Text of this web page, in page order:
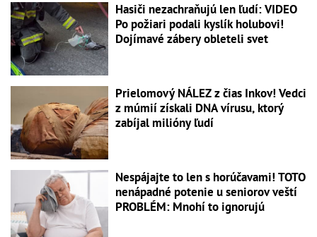
Hasiči nezachraňujú len ľudí: VIDEO
Po požiari podali kyslík holubovi!
Dojímavé zábery obleteli svet
Prielomový NÁLEZ z čias Inkov! Vedci
z múmií získali DNA vírusu, ktorý
zabíjal milióny ľudí
Nespájajte to len s horúčavami! TOTO
nenápadné potenie u seniorov veští
PROBLÉM: Mnohí to ignorujú